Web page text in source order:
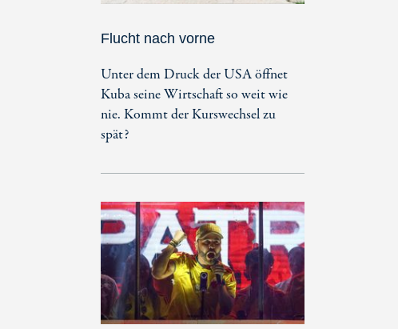
Flucht nach vorne
Unter dem Druck der USA öffnet
Kuba seine Wirtschaft so weit wie
nie. Kommt der Kurswechsel zu
spät?